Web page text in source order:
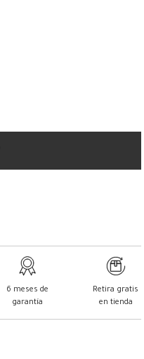
6 meses de
garantía
Retira gratis
en tienda